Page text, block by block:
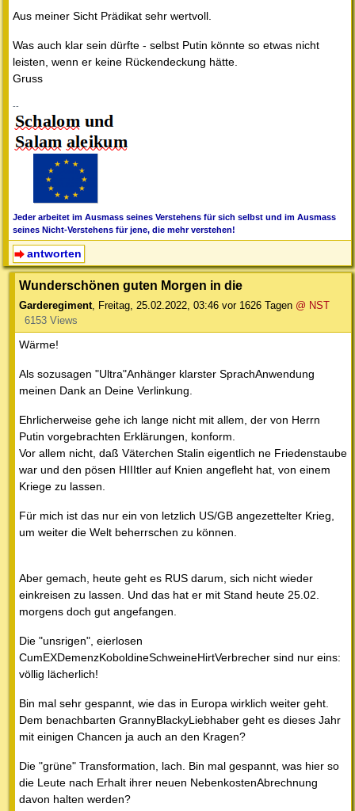
Aus meiner Sicht Prädikat sehr wertvoll.
Was auch klar sein dürfte - selbst Putin könnte so etwas nicht
leisten, wenn er keine Rückendeckung hätte.
Gruss
--
Jeder arbeitet im Ausmass seines Verstehens für sich selbst und im Ausmass
seines Nicht-Verstehens für jene, die mehr verstehen!
antworten
Wunderschönen guten Morgen in die
Garderegiment, Freitag, 25.02.2022, 03:46 vor 1626 Tagen @ NST
6153 Views
Wärme!
Als sozusagen "Ultra"Anhänger klarster SprachAnwendung
meinen Dank an Deine Verlinkung.
Ehrlicherweise gehe ich lange nicht mit allem, der von Herrn
Putin vorgebrachten Erklärungen, konform.
Vor allem nicht, daß Väterchen Stalin eigentlich ne Friedenstaube
war und den pösen HIIItler auf Knien angefleht hat, von einem
Kriege zu lassen.
Für mich ist das nur ein von letzlich US/GB angezettelter Krieg,
um weiter die Welt beherrschen zu können.
Aber gemach, heute geht es RUS darum, sich nicht wieder
einkreisen zu lassen. Und das hat er mit Stand heute 25.02.
morgens doch gut angefangen.
Die "unsrigen", eierlosen
CumEXDemenzKoboldineSchweineHirtVerbrecher sind nur eins:
völlig lächerlich!
Bin mal sehr gespannt, wie das in Europa wirklich weiter geht.
Dem benachbarten GrannyBlackyLiebhaber geht es dieses Jahr
mit einigen Chancen ja auch an den Kragen?
Die "grüne" Transformation, lach. Bin mal gespannt, was hier so
die Leute nach Erhalt ihrer neuen NebenkostenAbrechnung
davon halten werden?